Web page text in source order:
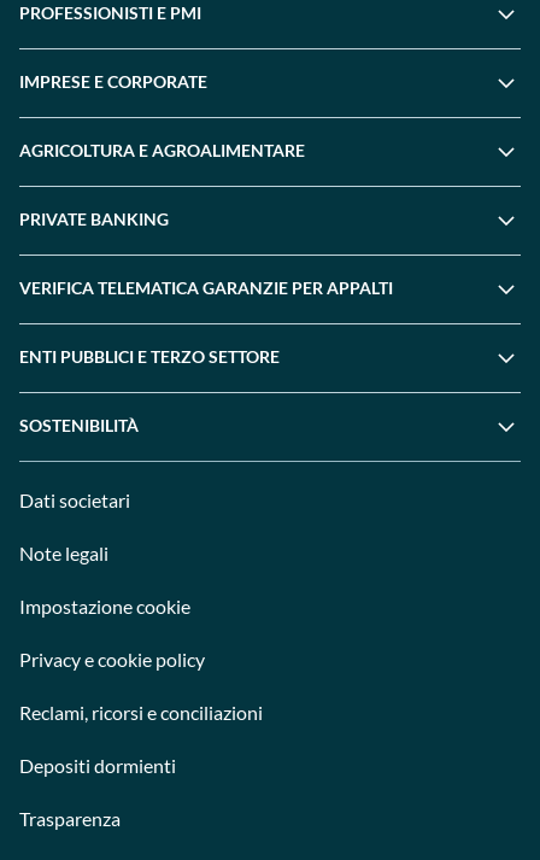
PROFESSIONISTI E PMI
IMPRESE E CORPORATE
AGRICOLTURA E AGROALIMENTARE
PRIVATE BANKING
VERIFICA TELEMATICA GARANZIE PER APPALTI
ENTI PUBBLICI E TERZO SETTORE
SOSTENIBILITÀ
Dati societari
Note legali
Impostazione cookie
Privacy e cookie policy
Reclami, ricorsi e conciliazioni
Depositi dormienti
Trasparenza